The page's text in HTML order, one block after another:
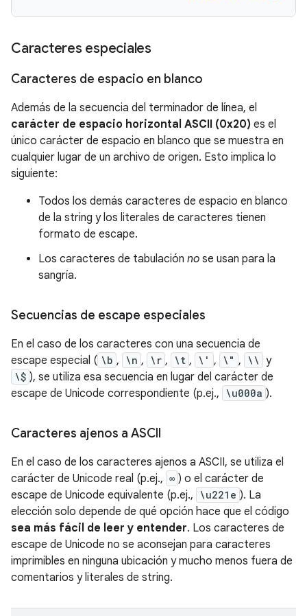
Caracteres especiales
Caracteres de espacio en blanco
Además de la secuencia del terminador de línea, el
carácter de espacio horizontal ASCII (0x20) es el
único carácter de espacio en blanco que se muestra en
cualquier lugar de un archivo de origen. Esto implica lo
siguiente:
Todos los demás caracteres de espacio en blanco
de la string y los literales de caracteres tienen
formato de escape.
Los caracteres de tabulación no se usan para la
sangría.
Secuencias de escape especiales
En el caso de los caracteres con una secuencia de
escape especial ( \b , \n , \r , \t , \' , \" , \\ y
\$ ), se utiliza esa secuencia en lugar del carácter de
escape de Unicode correspondiente (p.ej., \u000a ).
Caracteres ajenos a ASCII
En el caso de los caracteres ajenos a ASCII, se utiliza el
carácter de Unicode real (p.ej., ∞ ) o el carácter de
escape de Unicode equivalente (p.ej., \u221e ). La
elección solo depende de qué opción hace que el código
sea más fácil de leer y entender. Los caracteres de
escape de Unicode no se aconsejan para caracteres
imprimibles en ninguna ubicación y mucho menos fuera de
comentarios y literales de string.